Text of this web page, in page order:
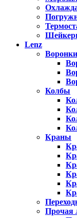
Lenz
Воронки
Колбы
Краны
Прочая